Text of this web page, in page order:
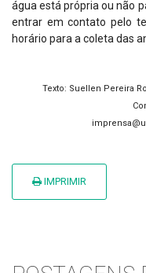
água está própria ou não
entrar em contato pelo
horário para a coleta das
Texto: Suellen Pereira
IMPRIMIR